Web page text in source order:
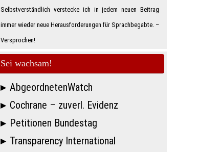
Selbstverständlich verstecke ich in jedem neuen Beitrag
immer wieder neue Herausforderungen für Sprachbegabte. –
Ver­spro­chen!
Sei wachsam!
AbgeordnetenWatch
Cochrane – zuverl. Evidenz
Petitionen Bundestag
Transparency International